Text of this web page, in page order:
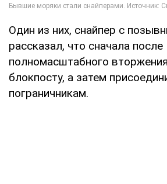
Один из них, снайпер с
рассказал, что сначала после
полномасштабного
блокпосту, а затем
пограничникам.